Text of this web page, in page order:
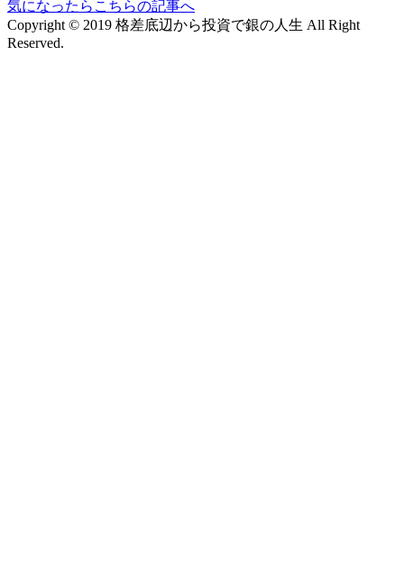
気になったらこちらの記事へ
Copyright © 2019 格差底辺から投資で銀の人生 All Right
Reserved.